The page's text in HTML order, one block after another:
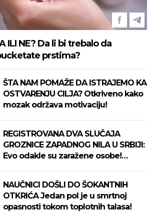
ILI NE? Da li bi trebalo da
prstima?
ŠTA NAM POMAŽE DA ISTRAJEMO KA
OSTVARENJU CILJA? Otkriveno kako
mozak održava motivaciju!
REGISTROVANA DVA SLUČAJA
GROZNICE ZAPADNOG NILA U SRBIJI:
Evo odakle su zaražene osobe!
NAUČNICI DOŠLI DO ŠOKANTNIH
OTKRIĆA Jedan pol je u smrtnoj
opasnosti tokom toplotnih talasa!